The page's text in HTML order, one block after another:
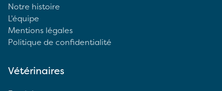
Notre histoire
L’équipe
Mentions légales
Politique de confidentialité
Vétérinaires